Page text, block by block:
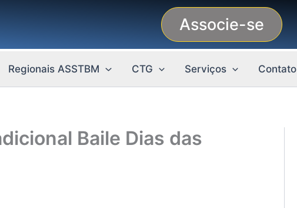
Associe-se
Regionais ASSTBM CTG Serviços Contato
Baile Dias das